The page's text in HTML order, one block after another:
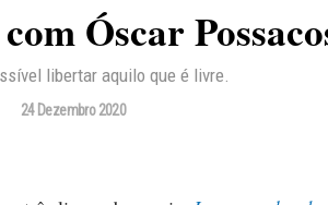
Óscar
libertar aquilo que é livre.
24 Dezembro 2020